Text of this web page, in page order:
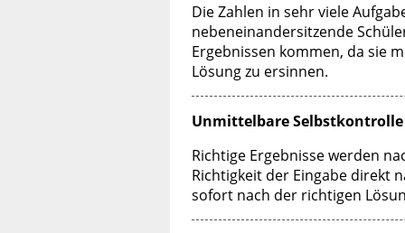
Die Zahlen in sehr viele
nebeneinandersitzende
Ergebnissen kommen, da sie
Lösung zu ersinnen.
Unmittelbare Selbstkontrolle
Richtige Ergebnisse werden
Richtigkeit der Eingabe direkt
sofort nach der richtigen